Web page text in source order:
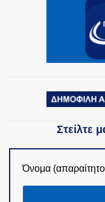
Στείλτε
Όνομα